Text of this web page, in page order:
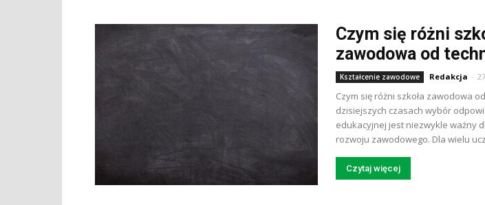
Czym się różni
zawodowa od
Kształcenie zawodowe Redakcja -
Czym się różni szkoła zawodowa
dzisiejszych czasach wybór
edukacyjnej jest niezwykle ważny
rozwoju zawodowego. Dla wielu
Czytaj więcej